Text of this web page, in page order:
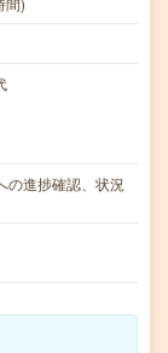
の進捗確認、状況